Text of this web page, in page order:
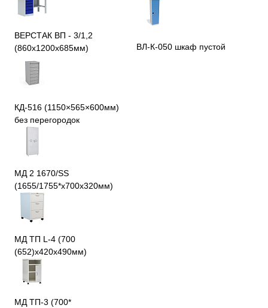
ВЕРСТАК ВП - 3/1,2
(860х1200х685мм)
ВЛ-К-050 шкаф пустой
КД-516 (1150×565×600мм)
без перегородок
МД 2 1670/SS
(1655/1755*x700x320мм)
МД ТП L-4 (700
(652)x420x490мм)
МД ТП-3 (700*